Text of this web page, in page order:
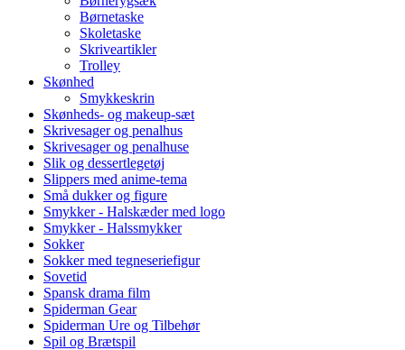
Børnetaske
Skoletaske
Skriveartikler
Trolley
Skønhed
Smykkeskrin
Skønheds- og makeup-sæt
Skrivesager og penalhus
Skrivesager og penalhuse
Slik og dessertlegetøj
Slippers med anime-tema
Små dukker og figure
Smykker - Halskæder med logo
Smykker - Halssmykker
Sokker
Sokker med tegneseriefigur
Sovetid
Spansk drama film
Spiderman Gear
Spiderman Ure og Tilbehør
Spil og Brætspil